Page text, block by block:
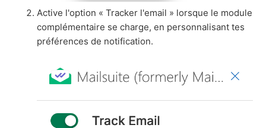
Active l'option « Tracker l'email » lorsque le module
complémentaire se charge, en personnalisant tes
préférences de notification.